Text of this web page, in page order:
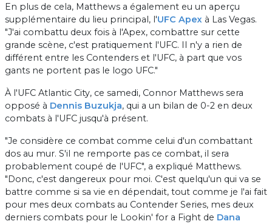
En plus de cela, Matthews a également eu un aperçu
supplémentaire du lieu principal, l'UFC Apex à Las Vegas.
"J'ai combattu deux fois à l'Apex, combattre sur cette
grande scène, c'est pratiquement l'UFC. Il n'y a rien de
différent entre les Contenders et l'UFC, à part que vos
gants ne portent pas le logo UFC."
À l'UFC Atlantic City, ce samedi, Connor Matthews sera
opposé à Dennis Buzukja, qui a un bilan de 0-2 en deux
combats à l'UFC jusqu'à présent.
"Je considère ce combat comme celui d'un combattant
dos au mur. S'il ne remporte pas ce combat, il sera
probablement coupé de l'UFC", a expliqué Matthews.
"Donc, c'est dangereux pour moi. C'est quelqu'un qui va se
battre comme si sa vie en dépendait, tout comme je l'ai fait
pour mes deux combats au Contender Series, mes deux
derniers combats pour le Lookin' for a Fight de Dana